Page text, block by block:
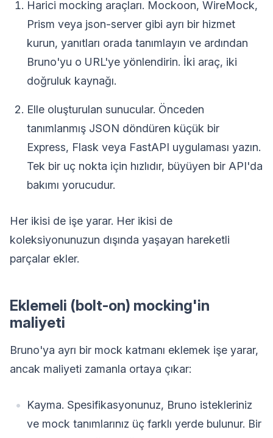
Harici mocking araçları. Mockoon, WireMock,
Prism veya json-server gibi ayrı bir hizmet
kurun, yanıtları orada tanımlayın ve ardından
Bruno'yu o URL'ye yönlendirin. İki araç, iki
doğruluk kaynağı.
Elle oluşturulan sunucular. Önceden
tanımlanmış JSON döndüren küçük bir
Express, Flask veya FastAPI uygulaması yazın.
Tek bir uç nokta için hızlıdır, büyüyen bir API'da
bakımı yorucudur.
Her ikisi de işe yarar. Her ikisi de
koleksiyonunuzun dışında yaşayan hareketli
parçalar ekler.
Eklemeli (bolt-on) mocking'in
maliyeti
Bruno'ya ayrı bir mock katmanı eklemek işe yarar,
ancak maliyeti zamanla ortaya çıkar:
Kayma. Spesifikasyonunuz, Bruno istekleriniz
ve mock tanımlarınız üç farklı yerde bulunur. Bir